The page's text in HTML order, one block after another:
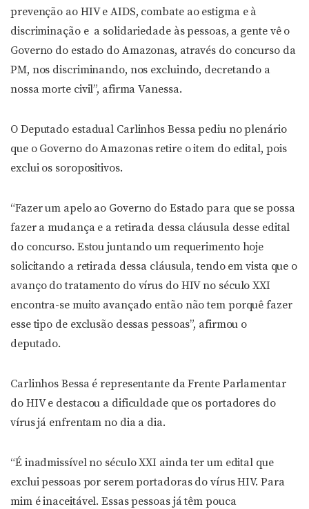
prevenção ao HIV e AIDS, combate ao estigma e à
discriminação e a solidariedade às pessoas, a gente vê o
Governo do estado do Amazonas, através do concurso da
PM, nos discriminando, nos excluindo, decretando a
nossa morte civil”, afirma Vanessa.
O Deputado estadual Carlinhos Bessa pediu no plenário
que o Governo do Amazonas retire o item do edital, pois
exclui os soropositivos.
“Fazer um apelo ao Governo do Estado para que se possa
fazer a mudança e a retirada dessa cláusula desse edital
do concurso. Estou juntando um requerimento hoje
solicitando a retirada dessa cláusula, tendo em vista que o
avanço do tratamento do vírus do HIV no século XXI
encontra-se muito avançado então não tem porquê fazer
esse tipo de exclusão dessas pessoas”, afirmou o
deputado.
Carlinhos Bessa é representante da Frente Parlamentar
do HIV e destacou a dificuldade que os portadores do
vírus já enfrentam no dia a dia.
“É inadmissível no século XXI ainda ter um edital que
exclui pessoas por serem portadoras do vírus HIV. Para
mim é inaceitável. Essas pessoas já têm pouca